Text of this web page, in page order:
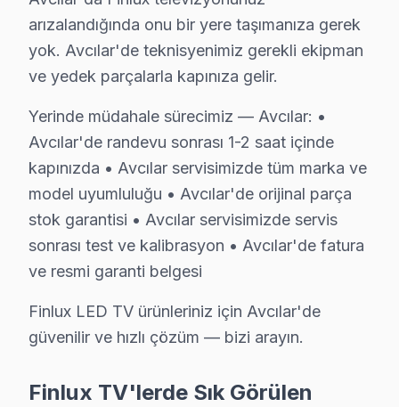
— %9 2-3 gün içinde teslim
— %8 parça tedarik bekleme (nadir model)
Finlux konusundaki 12 yıllık deneyimimiz, her yeni
Avcılar'de müşteri memnuniyeti %94 — bu rakamı
Avcılar Finlux Servisimizin Hizmet Verdiği
Avcılar'da Finlux servisine ihtiyaç duyduğunuzda,
Sık Sorulan Sorular
Arıza türüne göre: Panel tamiri ₺800–₺4.000, güç kartı
Önce kumanda pillerini kontrol edin. Sorun devam
arızalandığında onu bir yere taşımanıza gerek
yok. Avcılar'de teknisyenimiz gerekli ekipman
ve yedek parçalarla kapınıza gelir.
Yerinde müdahale sürecimiz — Avcılar: •
Avcılar'de randevu sonrası 1-2 saat içinde
kapınızda • Avcılar servisimizde tüm marka ve
model uyumluluğu • Avcılar'de orijinal parça
stok garantisi • Avcılar servisimizde servis
sonrası test ve kalibrasyon • Avcılar'de fatura
ve resmi garanti belgesi
Finlux LED TV ürünleriniz için Avcılar'de
güvenilir ve hızlı çözüm — bizi arayın.
Finlux TV'lerde Sık Görülen